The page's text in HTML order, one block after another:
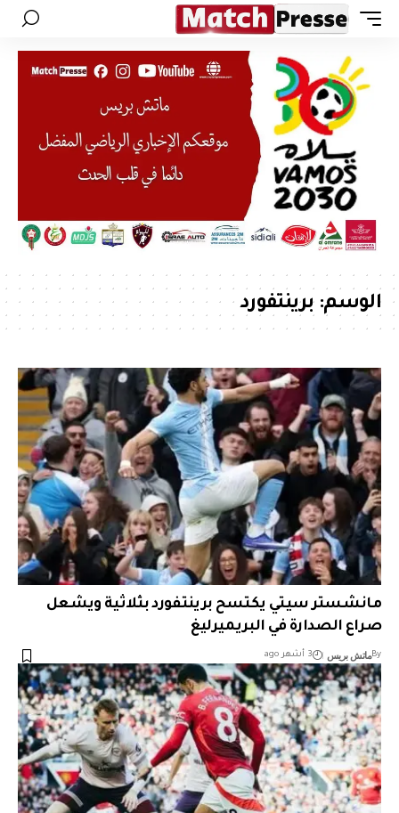
الوسم:برينتفورد
مانشستر سيتي يكتسح برينتفورد بثلاثية ويشعل
صراع الصدارة في البريميرليغ
Byماتش بريس 3 أشهر ago